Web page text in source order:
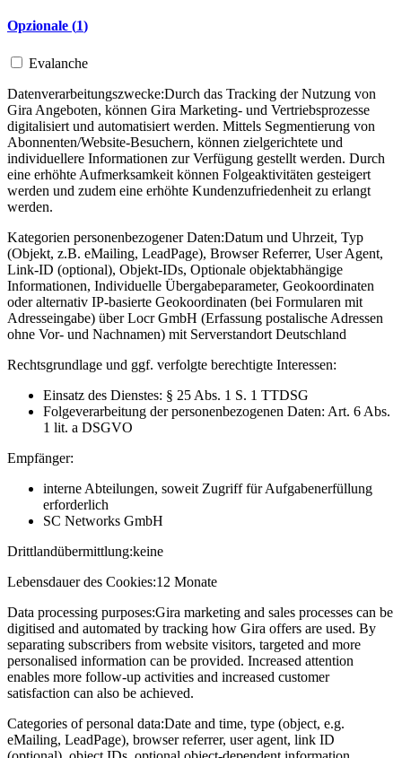
Opzionale (1)
Evalanche
Datenverarbeitungszwecke:Durch das Tracking der Nutzung von
Gira Angeboten, können Gira Marketing- und Vertriebsprozesse
digitalisiert und automatisiert werden. Mittels Segmentierung von
Abonnenten/Website-Besuchern, können zielgerichtete und
individuellere Informationen zur Verfügung gestellt werden. Durch
eine erhöhte Aufmerksamkeit können Folgeaktivitäten gesteigert
werden und zudem eine erhöhte Kundenzufriedenheit zu erlangt
werden.
Kategorien personenbezogener Daten:Datum und Uhrzeit, Typ
(Objekt, z.B. eMailing, LeadPage), Browser Referrer, User Agent,
Link-ID (optional), Objekt-IDs, Optionale objektabhängige
Informationen, Individuelle Übergabeparameter, Geokoordinaten
oder alternativ IP-basierte Geokoordinaten (bei Formularen mit
Adresseingabe) über Locr GmbH (Erfassung postalische Adressen
ohne Vor- und Nachnamen) mit Serverstandort Deutschland
Rechtsgrundlage und ggf. verfolgte berechtigte Interessen:
Einsatz des Dienstes: § 25 Abs. 1 S. 1 TTDSG
Folgeverarbeitung der personenbezogenen Daten: Art. 6 Abs.
1 lit. a DSGVO
Empfänger:
interne Abteilungen, soweit Zugriff für Aufgabenerfüllung
erforderlich
SC Networks GmbH
Drittlandübermittlung:keine
Lebensdauer des Cookies:12 Monate
Data processing purposes:Gira marketing and sales processes can be
digitised and automated by tracking how Gira offers are used. By
separating subscribers from website visitors, targeted and more
personalised information can be provided. Increased attention
enables more follow-up activities and increased customer
satisfaction can also be achieved.
Categories of personal data:Date and time, type (object, e.g.
eMailing, LeadPage), browser referrer, user agent, link ID